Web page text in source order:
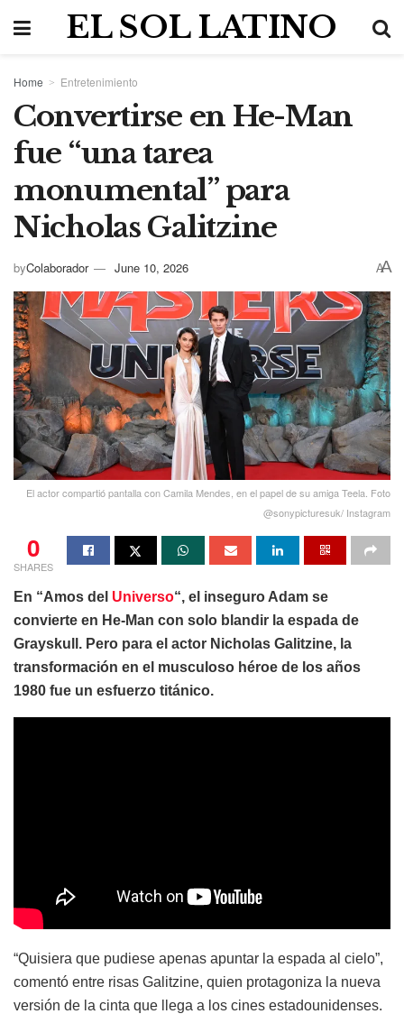
EL SOL LATINO
Home Entretenimiento
Convertirse en He-Man
fue “una tarea
monumental” para
Nicholas Galitzine
byColaborador June 10, 2026 AA
El actor compartió pantalla con Camila Mendes, en el papel de su amiga Teela. Foto
@sonypicturesuk/ Instagram
0
SHARES
En “Amos del Universo“, el inseguro Adam se
convierte en He-Man con solo blandir la espada de
Grayskull. Pero para el actor Nicholas Galitzine, la
transformación en el musculoso héroe de los años
1980 fue un esfuerzo titánico.
“Quisiera que pudiese apenas apuntar la espada al cielo”,
comentó entre risas Galitzine, quien protagoniza la nueva
versión de la cinta que llega a los cines estadounidenses.